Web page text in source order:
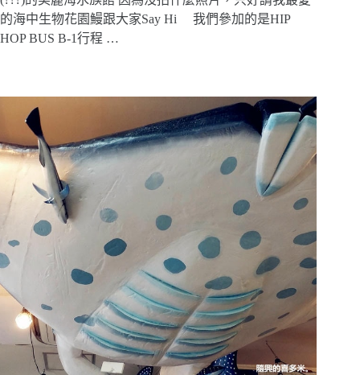
的海中生物花園鰻跟大家Say Hi 我們參加的是HIP
HOP BUS B-1行程 …